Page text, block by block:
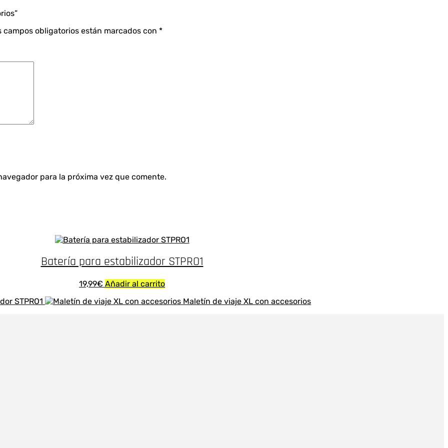
campos obligatorios están marcados con *
para la próxima vez que comente.
Batería para estabilizador STPRO1
19,99€ Añadir al carrito
STPRO1
Maletín de viaje XL con accesorios